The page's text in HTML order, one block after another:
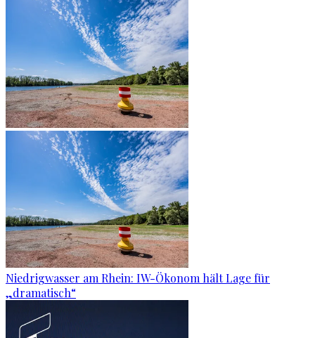
Niedrigwasser am Rhein: IW-Ökonom hält Lage für
„dramatisch“